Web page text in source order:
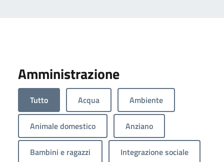
Amministrazione
Tutto Acqua Ambiente
Animale domestico Anziano
Bambini e ragazzi Integrazione sociale